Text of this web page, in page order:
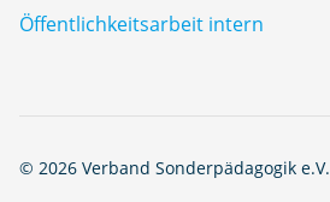
Öffentlichkeitsarbeit intern
© 2026 Verband Sonderpädagogik e.V.